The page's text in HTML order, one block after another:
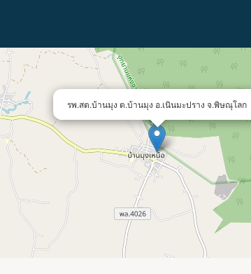
รพ.สต.บ้านมุง ต.บ้านมุง อ.เนินมะปราง จ.พิษณุโลก